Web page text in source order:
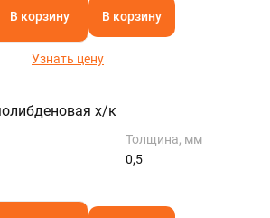
В корзину В корзину
Узнать цену
х/к
Толщина, мм
0,5